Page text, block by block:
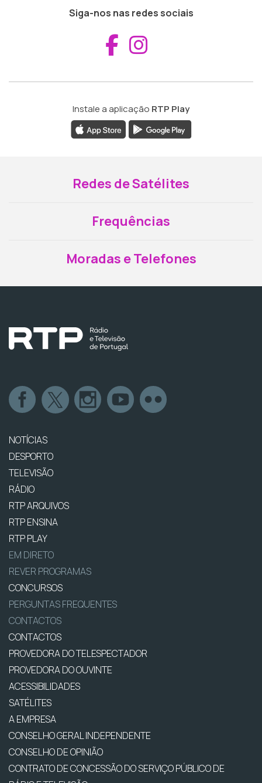
Siga-nos nas redes sociais
Aceder ao
Instale a aplicação RTP Play
Redes de Satélites
Frequências
Moradas e Telefones
NOTÍCIAS
DESPORTO
TELEVISÃO
RÁDIO
RTP ARQUIVOS
RTP ENSINA
RTP PLAY
EM DIRETO
REVER PROGRAMAS
CONCURSOS
PERGUNTAS FREQUENTES
CONTACTOS
CONTACTOS
PROVEDORA DO TELESPECTADOR
PROVEDORA DO OUVINTE
ACESSIBILIDADES
SATÉLITES
A EMPRESA
CONSELHO GERAL INDEPENDENTE
CONSELHO DE OPINIÃO
CONTRATO DE CONCESSÃO DO SERVIÇO PÚBLICO DE